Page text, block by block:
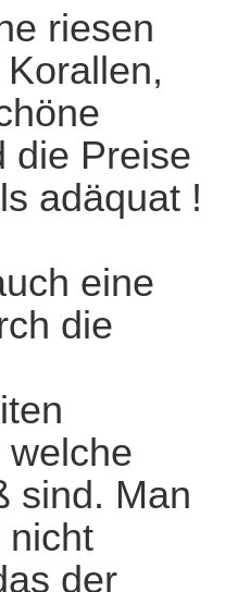
riesen
die Preise
adäquat !
eine
die
welche
sind. Man
nicht
der